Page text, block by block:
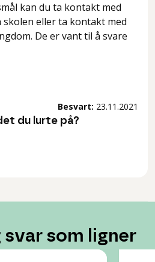
kan du ta kontakt med
skolen eller ta kontakt med
De er vant til å svare
Besvart: 23.11.2021
du lurte på?
svar som ligner